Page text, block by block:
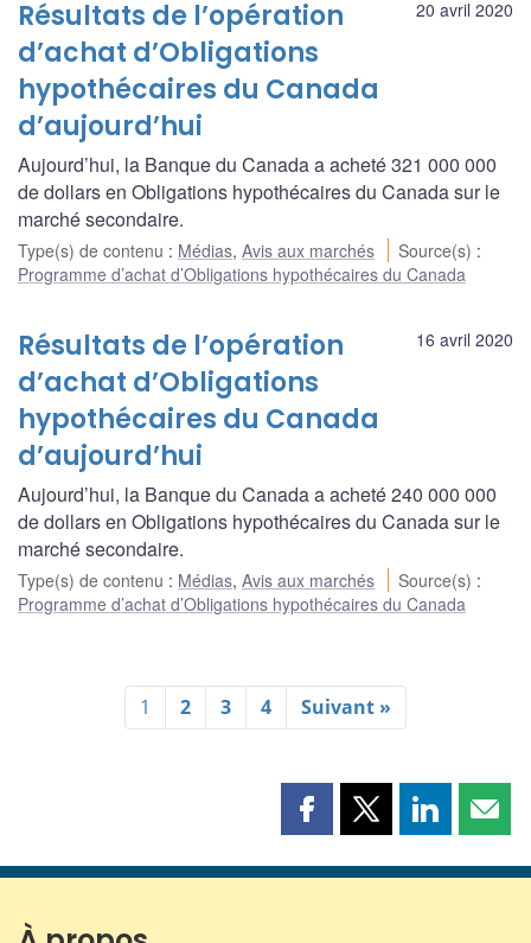
20 avril 2020
Résultats de l’opération
d’achat d’Obligations
hypothécaires du Canada
d’aujourd’hui
Aujourd’hui, la Banque du Canada a acheté 321 000 000
de dollars en Obligations hypothécaires du Canada sur le
marché secondaire.
Type(s) de contenu : Médias, Avis aux marchés Source(s) :
Programme d’achat d’Obligations hypothécaires du Canada
16 avril 2020
Résultats de l’opération
d’achat d’Obligations
hypothécaires du Canada
d’aujourd’hui
Aujourd’hui, la Banque du Canada a acheté 240 000 000
de dollars en Obligations hypothécaires du Canada sur le
marché secondaire.
Type(s) de contenu : Médias, Avis aux marchés Source(s) :
Programme d’achat d’Obligations hypothécaires du Canada
1 2 3 4 Suivant »
Partager
page
Partager
page
Partager
page page